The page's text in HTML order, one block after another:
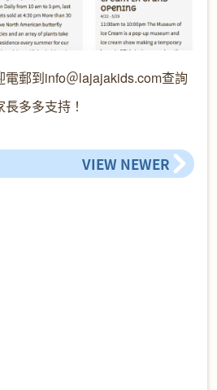
郵到info＠lajajakids.com查詢
多多支持！
VIEW NEWER